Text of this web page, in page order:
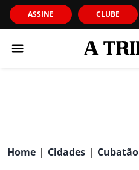
ASSINE CLUBE
Home | Cidades | Cubatão